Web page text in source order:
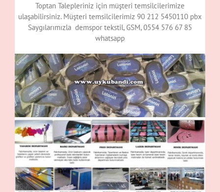
Toptan Talepleriniz için müşteri temsilcilerimize
ulaşabilirsiniz. Müşteri temsilcilerimiz 90 212 5450110 pbx
Saygılarımızla demspor tekstil, GSM, 0554 576 67 85
whatsapp